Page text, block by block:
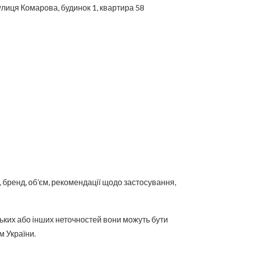
Комарова, будинок 1, квартира 58
об’єм, рекомендації щодо застосування,
або інших неточностей вони можуть бути
України.